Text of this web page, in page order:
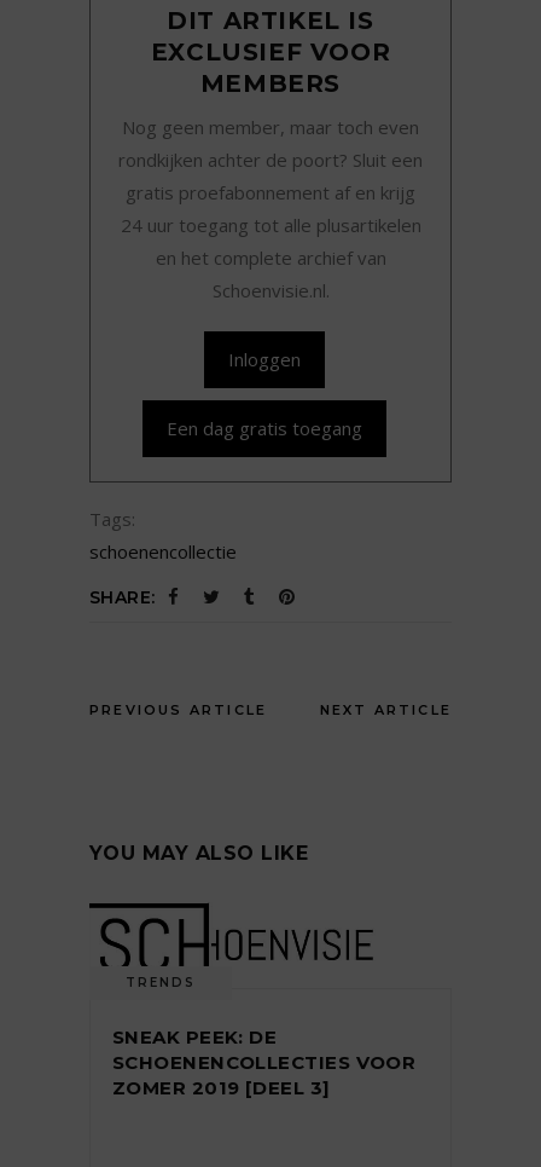
DIT ARTIKEL IS
EXCLUSIEF VOOR
MEMBERS
Nog geen member, maar toch even
rondkijken achter de poort? Sluit een
gratis proefabonnement af en krijg
24 uur toegang tot alle plusartikelen
en het complete archief van
Schoenvisie.nl.
Inloggen
Een dag gratis toegang
Tags:
schoenencollectie
SHARE:
PREVIOUS ARTICLE NEXT ARTICLE
YOU MAY ALSO LIKE
TRENDS
SNEAK PEEK: DE
SCHOENENCOLLECTIES VOOR
ZOMER 2019 [DEEL 3]